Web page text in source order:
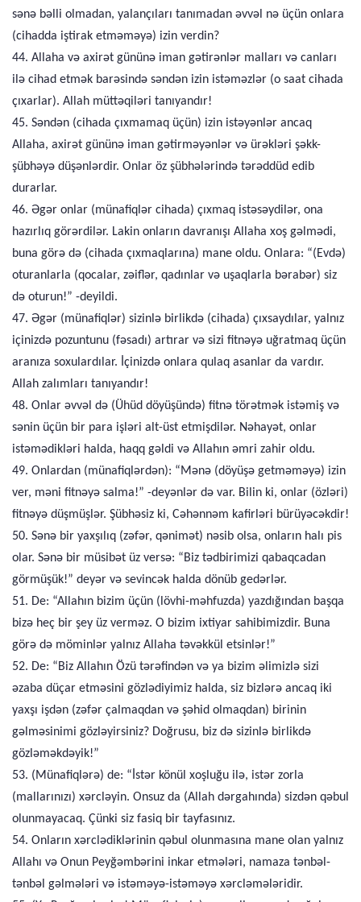
sənə bəlli olmadan, yalançıları tanımadan əvvəl nə üçün onlara
(cihadda iştirak etməməyə) izin verdin?
44. Allaha və axirət gününə iman gətirənlər malları və canları
ilə cihad etmək barəsində səndən izin istəməzlər (o saat cihada
çıxarlar). Allah müttəqiləri tanıyandır!
45. Səndən (cihada çıxmamaq üçün) izin istəyənlər ancaq
Allaha, axirət gününə iman gətirməyənlər və ürəkləri şəkk-
şübhəyə düşənlərdir. Onlar öz şübhələrində tərəddüd edib
durarlar.
46. Əgər onlar (münafiqlər cihada) çıxmaq istəsəydilər, ona
hazırlıq görərdilər. Lakin onların davranışı Allaha xoş gəlmədi,
buna görə də (cihada çıxmaqlarına) mane oldu. Onlara: “(Evdə)
oturanlarla (qocalar, zəiflər, qadınlar və uşaqlarla bərabər) siz
də oturun!” -deyildi.
47. Əgər (münafiqlər) sizinlə birlikdə (cihada) çıxsaydılar, yalnız
içinizdə pozuntunu (fəsadı) artırar və sizi fitnəyə uğratmaq üçün
aranıza soxulardılar. İçinizdə onlara qulaq asanlar da vardır.
Allah zalımları tanıyandır!
48. Onlar əvvəl də (Ühüd döyüşündə) fitnə törətmək istəmiş və
sənin üçün bir para işləri alt-üst etmişdilər. Nəhayət, onlar
istəmədikləri halda, haqq gəldi və Allahın əmri zahir oldu.
49. Onlardan (münafiqlərdən): “Mənə (döyüşə getməməyə) izin
ver, məni fitnəyə salma!” -deyənlər də var. Bilin ki, onlar (özləri)
fitnəyə düşmüşlər. Şübhəsiz ki, Cəhənnəm kafirləri bürüyəcəkdir!
50. Sənə bir yaxşılıq (zəfər, qənimət) nəsib olsa, onların halı pis
olar. Sənə bir müsibət üz versə: “Biz tədbirimizi qabaqcadan
görmüşük!” deyər və sevincək halda dönüb gedərlər.
51. De: “Allahın bizim üçün (lövhi-məhfuzda) yazdığından başqa
bizə heç bir şey üz verməz. O bizim ixtiyar sahibimizdir. Buna
görə də möminlər yalnız Allaha təvəkkül etsinlər!”
52. De: “Biz Allahın Özü tərəfindən və ya bizim əlimizlə sizi
əzaba düçar etməsini gözlədiyimiz halda, siz bizlərə ancaq iki
yaxşı işdən (zəfər çalmaqdan və şəhid olmaqdan) birinin
gəlməsinimi gözləyirsiniz? Doğrusu, biz də sizinlə birlikdə
gözləməkdəyik!”
53. (Münafiqlərə) de: “İstər könül xoşluğu ilə, istər zorla
(mallarınızı) xərcləyin. Onsuz da (Allah dərgahında) sizdən qəbul
olunmayacaq. Çünki siz fasiq bir tayfasınız.
54. Onların xərclədiklərinin qəbul olunmasına mane olan yalnız
Allahı və Onun Peyğəmbərini inkar etmələri, namaza tənbəl-
tənbəl gəlmələri və istəməyə-istəməyə xərcləmələridir.